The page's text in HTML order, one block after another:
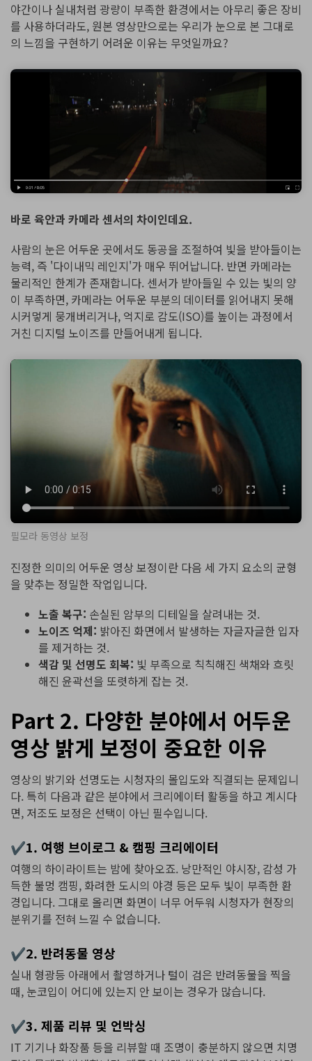
야간이나 실내처럼 광량이 부족한 환경에서는 아무리 좋은 장비
를 사용하더라도, 원본 영상만으로는 우리가 눈으로 본 그대로
의 느낌을 구현하기 어려운 이유는 무엇일까요?
바로 육안과 카메라 센서의 차이인데요.
사람의 눈은 어두운 곳에서도 동공을 조절하여 빛을 받아들이는
능력, 즉 '다이내믹 레인지'가 매우 뛰어납니다. 반면 카메라는
물리적인 한계가 존재합니다. 센서가 받아들일 수 있는 빛의 양
이 부족하면, 카메라는 어두운 부분의 데이터를 읽어내지 못해
시커멓게 뭉개버리거나, 억지로 감도(ISO)를 높이는 과정에서
거친 디지털 노이즈를 만들어내게 됩니다.
필모라 동영상 보정
진정한 의미의 어두운 영상 보정이란 다음 세 가지 요소의 균형
을 맞추는 정밀한 작업입니다.
노출 복구: 손실된 암부의 디테일을 살려내는 것.
노이즈 억제: 밝아진 화면에서 발생하는 자글자글한 입자
를 제거하는 것.
색감 및 선명도 회복: 빛 부족으로 칙칙해진 색채와 흐릿
해진 윤곽선을 또렷하게 잡는 것.
Part 2. 다양한 분야에서 어두운
영상 밝게 보정이 중요한 이유
영상의 밝기와 선명도는 시청자의 몰입도와 직결되는 문제입니
다. 특히 다음과 같은 분야에서 크리에이터 활동을 하고 계시다
면, 저조도 보정은 선택이 아닌 필수입니다.
✔1. 여행 브이로그 & 캠핑 크리에이터
여행의 하이라이트는 밤에 찾아오죠. 낭만적인 야시장, 감성 가
득한 불멍 캠핑, 화려한 도시의 야경 등은 모두 빛이 부족한 환
경입니다. 그대로 올리면 화면이 너무 어두워 시청자가 현장의
분위기를 전혀 느낄 수 없습니다.
✔2. 반려동물 영상
실내 형광등 아래에서 촬영하거나 털이 검은 반려동물을 찍을
때, 눈코입이 어디에 있는지 안 보이는 경우가 많습니다.
✔3. 제품 리뷰 및 언박싱
IT 기기나 화장품 등을 리뷰할 때 조명이 충분하지 않으면 치명